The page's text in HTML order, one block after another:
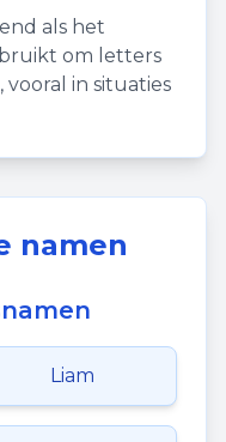
als het
om letters
in situaties
namen
Liam